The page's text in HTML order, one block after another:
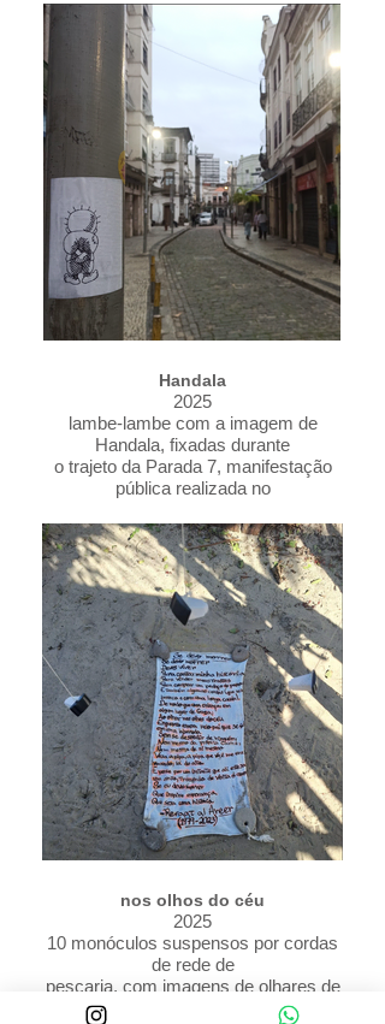
pedras"
Espaço Atanã - Niterói
o óculo dos muros da casa de
"recolhimento" de mulheres, no período
imperial, hoje museu de arqueologia de
Itaipú, e o mangue que decompõe e
refaz
vida de todos os tipos e formas, e suas
árvores de raízes que respiram, e
fazem
respirar
Handala
2025
lambe-lambe com a imagem de
Handala, fixadas durante
o trajeto da Parada 7, manifestação
pública realizada no
setembro. Um
cortejo artístico que agrega diversos
coletivos e
expressões.
Parada 7
"[Handala] Era a flecha da bússola,
apontando
invariavelmente para a Palestina. Não a
Palestina
geográfica, mas a Palestina em seu
sentido humano – o
símbolo de uma causa justa, esteja ela
no Egito, no Vietnã
ou na África do Sul.
"
Naji al-Ali (1938-1987)
nos olhos do céu
2025
10 monóculos suspensos por cordas
de rede de
pescaria, com imagens de olhares de